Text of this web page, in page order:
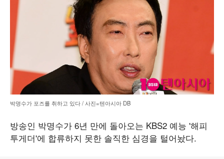
박명수가 포즈를 취하고 있다 / 사진=텐아시아 DB
방송인 박명수가 6년 만에 돌아오는 KBS2 예능 '해피
투게더'에 합류하지 못한 솔직한 심경을 털어놨다.